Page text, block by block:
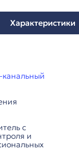
Характеристики
с
и